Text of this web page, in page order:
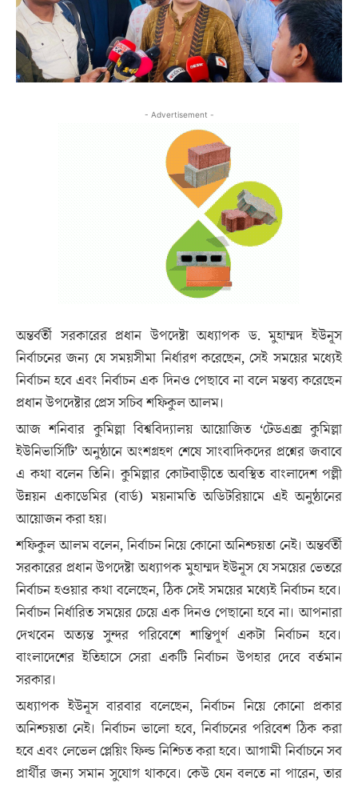
- Advertisement -
অন্তর্বর্তী সরকারের প্রধান উপদেষ্টা অধ্যাপক ড. মুহাম্মদ ইউনূস
নির্বাচনের জন্য যে সময়সীমা নির্ধারণ করেছেন, সেই সময়ের মধ্যেই
নির্বাচন হবে এবং নির্বাচন এক দিনও পেছাবে না বলে মন্তব্য করেছেন
প্রধান উপদেষ্টার প্রেস সচিব শফিকুল আলম।
আজ শনিবার কুমিল্লা বিশ্ববিদ্যালয় আয়োজিত ‘টেডএক্স কুমিল্লা
ইউনিভার্সিটি’ অনুষ্ঠানে অংশগ্রহণ শেষে সাংবাদিকদের প্রশ্নের জবাবে
এ কথা বলেন তিনি। কুমিল্লার কোটবাড়ীতে অবস্থিত বাংলাদেশ পল্লী
উন্নয়ন একাডেমির (বার্ড) ময়নামতি অডিটরিয়ামে এই অনুষ্ঠানের
আয়োজন করা হয়।
শফিকুল আলম বলেন, নির্বাচন নিয়ে কোনো অনিশ্চয়তা নেই। অন্তর্বর্তী
সরকারের প্রধান উপদেষ্টা অধ্যাপক মুহাম্মদ ইউনূস যে সময়ের ভেতরে
নির্বাচন হওয়ার কথা বলেছেন, ঠিক সেই সময়ের মধ্যেই নির্বাচন হবে।
নির্বাচন নির্ধারিত সময়ের চেয়ে এক দিনও পেছানো হবে না। আপনারা
দেখবেন অত্যন্ত সুন্দর পরিবেশে শান্তিপূর্ণ একটা নির্বাচন হবে।
বাংলাদেশের ইতিহাসে সেরা একটি নির্বাচন উপহার দেবে বর্তমান
সরকার।
অধ্যাপক ইউনূস বারবার বলেছেন, নির্বাচন নিয়ে কোনো প্রকার
অনিশ্চয়তা নেই। নির্বাচন ভালো হবে, নির্বাচনের পরিবেশ ঠিক করা
হবে এবং লেভেল প্লেয়িং ফিল্ড নিশ্চিত করা হবে। আগামী নির্বাচনে সব
প্রার্থীর জন্য সমান সুযোগ থাকবে। কেউ যেন বলতে না পারেন, তার